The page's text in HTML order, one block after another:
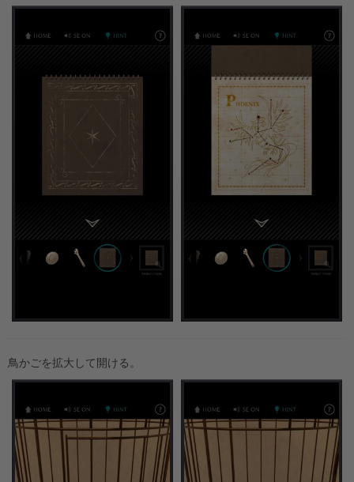
鳥かごを拡大して開ける。